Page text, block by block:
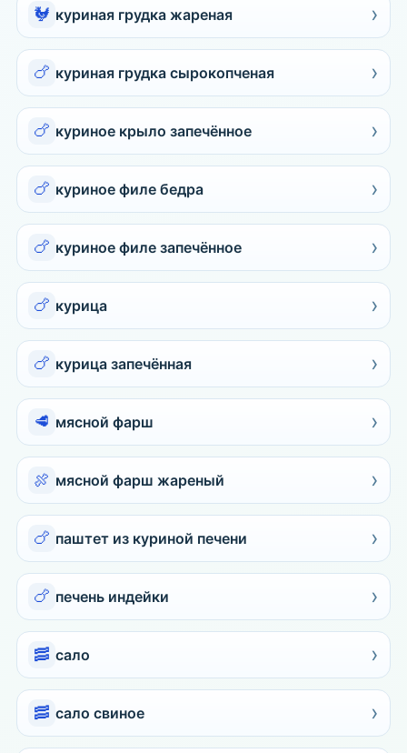
🐓 куриная грудка жареная ›
🍗 куриная грудка сырокопченая ›
🍗 куриное крыло запечённое ›
🍗 куриное филе бедра ›
🍗 куриное филе запечённое ›
🍗 курица ›
🍗 курица запечённая ›
🥩 мясной фарш ›
🍖 мясной фарш жареный ›
🍗 паштет из куриной печени ›
🍗 печень индейки ›
🥓 сало ›
🥓 сало свиное ›